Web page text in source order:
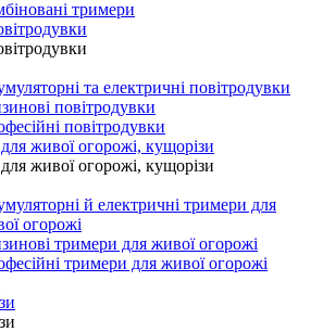
тримери
та електричні повітродувки
повітродувки
повітродувки
живої огорожі, кущорізи
живої огорожі, кущорізи
й електричні тримери для
огорожі
тримери для живої огорожі
тримери для живої огорожі